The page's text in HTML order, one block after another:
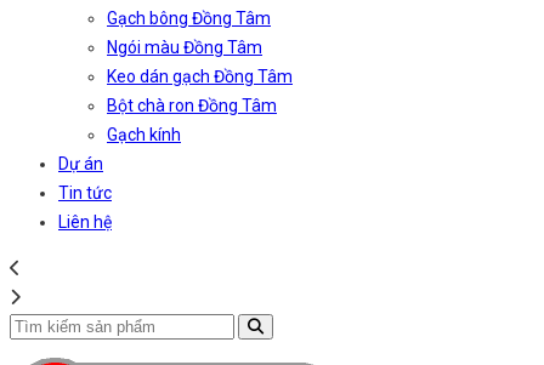
Gạch bông Đồng Tâm
Ngói màu Đồng Tâm
Keo dán gạch Đồng Tâm
Bột chà ron Đồng Tâm
Gạch kính
Dự án
Tin tức
Liên hệ